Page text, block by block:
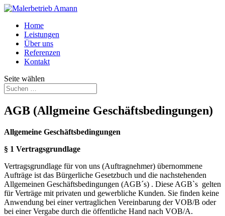
Home
Leistungen
Über uns
Referenzen
Kontakt
Seite wählen
AGB (Allgmeine Geschäftsbedingungen)
Allgemeine Geschäftsbedingungen
§ 1 Vertragsgrundlage
Vertragsgrundlage für von uns (Auftragnehmer) übernommene
Aufträge ist das Bürgerliche Gesetzbuch und die nachstehenden
Allgemeinen Geschäftsbedingungen (AGB´s) . Diese AGB`s gelten
für Verträge mit privaten und gewerbliche Kunden. Sie finden keine
Anwendung bei einer vertraglichen Vereinbarung der VOB/B oder
bei einer Vergabe durch die öffentliche Hand nach VOB/A.